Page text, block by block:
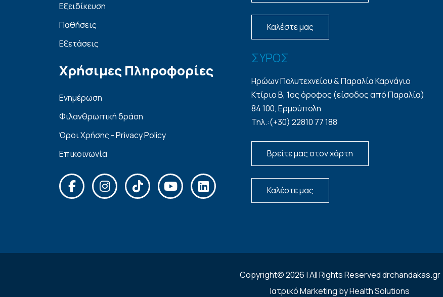
Εξειδίκευση
Παθήσεις
Εξετάσεις
Χρήσιμες Πληροφορίες
Ενημέρωση
Φιλανθρωπική δράση
Όροι Χρήσης - Privacy Policy
Επικοινωνία
Καλέστε μας
ΣΥΡΟΣ
Ηρώων Πολυτεχνείου & Παραλία Καρνάγιο
Κτίριο Β, 1ος όροφος (είσοδος από Παραλία)
84 100, Ερμούπολη
Τηλ.:(+30) 22810 77 188
Βρείτε μας στον χάρτη
Καλέστε μας
Copyright© 2026 | All Rights Reserved drchandakas.gr
Ιατρικό Marketing by Health Solutions